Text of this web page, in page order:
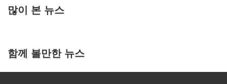
많이 본 뉴스
함께 볼만한 뉴스